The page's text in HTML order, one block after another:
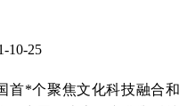
10-25
首*个聚焦文化科技融合和